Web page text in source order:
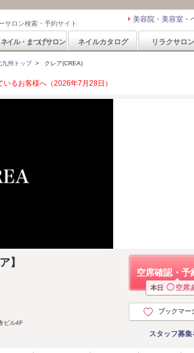
サロン検索・予約サイト 美容院・美容室・
ネイル・まつげサロン ネイルカタログ リラクサロン
九州トップ> クレア(CREA)
るお客様へ（2026年7月28日）
空席確認・予
本日 ◯ 空席
ブックマー
スタッフ募
】
ビル4F